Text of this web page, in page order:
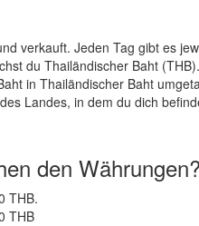
verkauft. Jeden Tag gibt es
du Thailändischer Baht
in Thailändischer Baht
Landes, in dem du dich
den Währungen?
THB.
THB